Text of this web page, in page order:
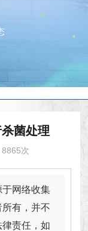
菌处理
8865次
网络收集
有，并不
责任，如